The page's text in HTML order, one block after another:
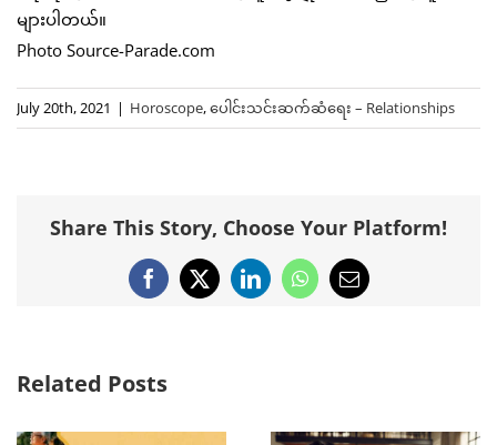
များပါတယ်။
Photo Source-Parade.com
July 20th, 2021 | Horoscope,ပေါင်းသင်းဆက်ဆံရေး – Relationships
Share This Story, Choose Your Platform!
Facebook
X LinkedInWhatsApp
Email
Related Posts